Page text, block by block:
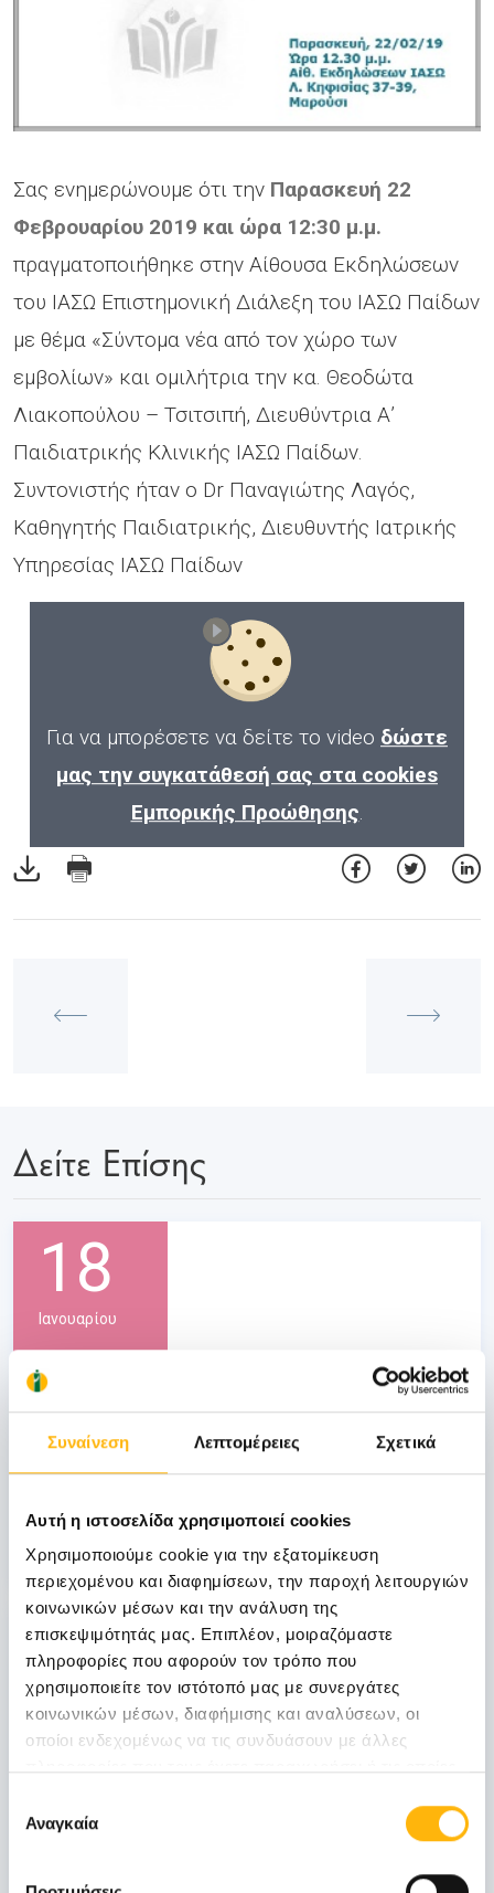
Συναίνεση Λεπτομέρειες Σχετικά
Αυτή η ιστοσελίδα χρησιμοποιεί cookies
Χρησιμοποιούμε cookie για την εξατομίκευση
περιεχομένου και διαφημίσεων, την παροχή λειτουργιών
κοινωνικών μέσων και την ανάλυση της
επισκεψιμότητάς μας. Επιπλέον, μοιραζόμαστε
πληροφορίες που αφορούν τον τρόπο που
χρησιμοποιείτε τον ιστότοπό μας με συνεργάτες
κοινωνικών μέσων, διαφήμισης και αναλύσεων, οι
οποίοι ενδεχομένως να τις συνδυάσουν με άλλες
των υπηρεσιών τους.
συγκατάθεσης
Αναγκαία
Σας ενημερώνουμε ότι την Παρασκευή 22
Φεβρουαρίου 2019 και ώρα 12:30 μ.μ.
πραγματοποιήθηκε στην Αίθουσα Εκδηλώσεων
του ΙΑΣΩ Επιστημονική Διάλεξη του ΙΑΣΩ Παίδων
με θέμα «Σύντομα νέα από τον χώρο των
εμβολίων» και ομιλήτρια την κα. Θεοδώτα
Λιακοπούλου – Τσιτσιπή, Διευθύντρια Α’
Παιδιατρικής Κλινικής ΙΑΣΩ Παίδων.
Συντονιστής ήταν ο Dr Παναγιώτης Λαγός,
Καθηγητής Παιδιατρικής, Διευθυντής Ιατρικής
Υπηρεσίας ΙΑΣΩ Παίδων
Για να μπορέσετε να δείτε το video δώστε
μας την συγκατάθεσή σας στα cookies
Εμπορικής Προώθησης.
Δείτε Επίσης
18
Ιανουαρίου
1η Επιστημονική Ημερίδα Μαιευτικής-
Γυναικολογίας & Χειρουργικής ΙΑΣΩ &
Θεσσαλίας, Λάρισα
Μάθετε Περισσότερα
18
Εκδήλωση της Ελληνικής Εταιρείας
Πλαστικής Επανορθωτικής & Αισθητικής